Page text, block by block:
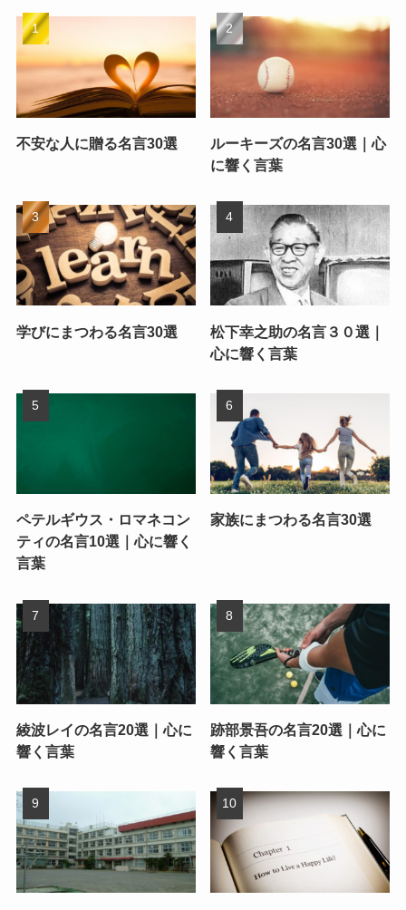
不安な人に贈る名言30選
ルーキーズの名言30選｜心
に響く言葉
学びにまつわる名言30選
松下幸之助の名言３０選｜
心に響く言葉
ペテルギウス・ロマネコン
ティの名言10選｜心に響く
言葉
家族にまつわる名言30選
綾波レイの名言20選｜心に
響く言葉
跡部景吾の名言20選｜心に
響く言葉